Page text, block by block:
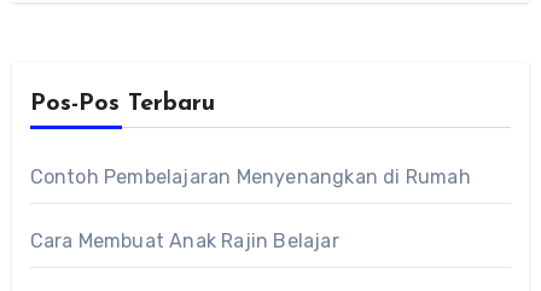
Pos-Pos Terbaru
Contoh Pembelajaran Menyenangkan di Rumah
Cara Membuat Anak Rajin Belajar